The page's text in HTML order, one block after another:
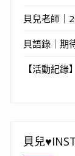
貝兒老師｜
貝語錄｜期
【活動紀
貝兒